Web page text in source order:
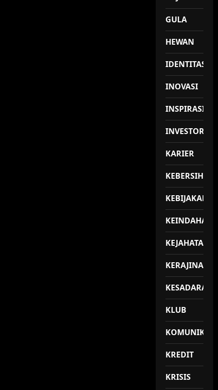
GULA
HEWAN
IDENTITAS
INOVASI
INSPIRASI
INVESTOR
KARIER
KEBERSIHAN
KEBIJAKAN
KEINDAHAN
KEJAHATAN
KERAJINAN
KESADARAN
KLUB
KOMUNIKASI
KREDIT
KRISIS